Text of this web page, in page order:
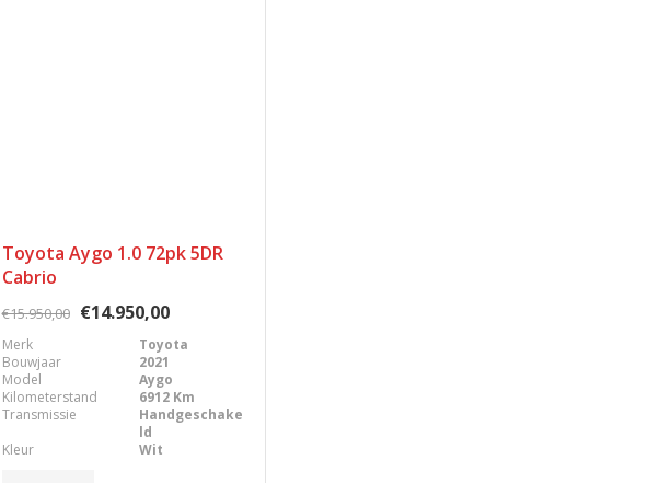
Toyota Aygo 1.0 72pk 5DR
Cabrio
€15.950,00 €14.950,00
Merk
Toyota
Bouwjaar
2021
Model
Aygo
Kilometerstand
6912 Km
Transmissie
Handgeschake
ld
Kleur
Wit